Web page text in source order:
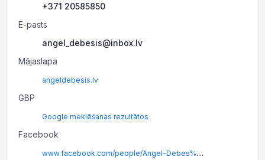
+371 20585850
E-pasts
angel_debesis@inbox.lv
Mājaslapa
angeldebesis.lv
GBP
Google meklēšanas rezultātos
Facebook
www.facebook.com/people/Angel-Debes%C4%ABs-Apbed%C4%AB%C5%A1anas-A%C4%A3ent%C5%ABra/100089316611475/